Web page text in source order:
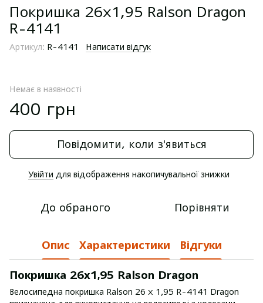
Покришка 26x1,95 Ralson Dragon
R-4141
Артикул: R-4141 Написати відгук
Немає в наявності
400 грн
Повідомити, коли з'явиться
Увійти для відображення накопичувальної знижки
До обраного Порівняти
Опис Характеристики Відгуки
Покришка 26x1,95 Ralson Dragon
Велосипедна покришка Ralson 26 x 1,95 R-4141 Dragon